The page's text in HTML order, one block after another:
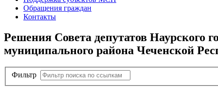
Обращения граждан
Контакты
Решения Совета депутатов Наурского
муниципального района Чеченской
Фильтр